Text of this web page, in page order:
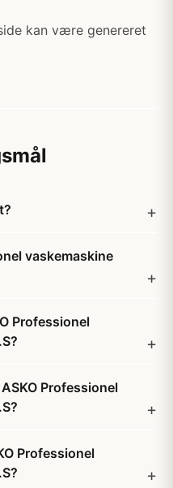
kan være genereret
vaskemaskine
Professionel
Professionel
Professionel